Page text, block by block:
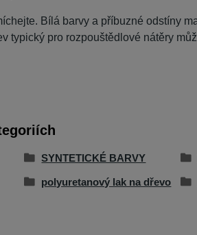
Bílá barvy a příbuzné odstíny
typický pro rozpouštědlové nátěry
SYNTETICKÉ BARVY
polyuretanový lak na dřevo